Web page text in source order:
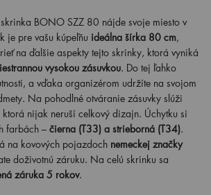
BONO SZZ 80 nájde svoje miesto v
je pre vašu kúpeľňu ideálna šírka 80 cm,
na ďalšie aspekty tejto skrinky, ktorá vyniká
vysokou zásuvkou. Do tej ľahko
a vďaka organizérom udržíte na svojom
Na pohodlné otváranie zásuvky slúži
nijak neruší celkový dizajn. Úchytku si
farbách – čierna (T33) a strieborná (T34).
na kovových pojazdoch nemeckej značky
doživotnú záruku. Na celú skrinku sa
záruka 5 rokov.